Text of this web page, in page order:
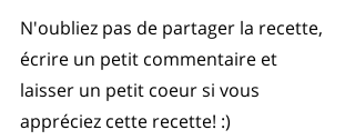
N'oubliez pas de partager la recette,
écrire un petit commentaire et
laisser un petit coeur si vous
appréciez cette recette! :)